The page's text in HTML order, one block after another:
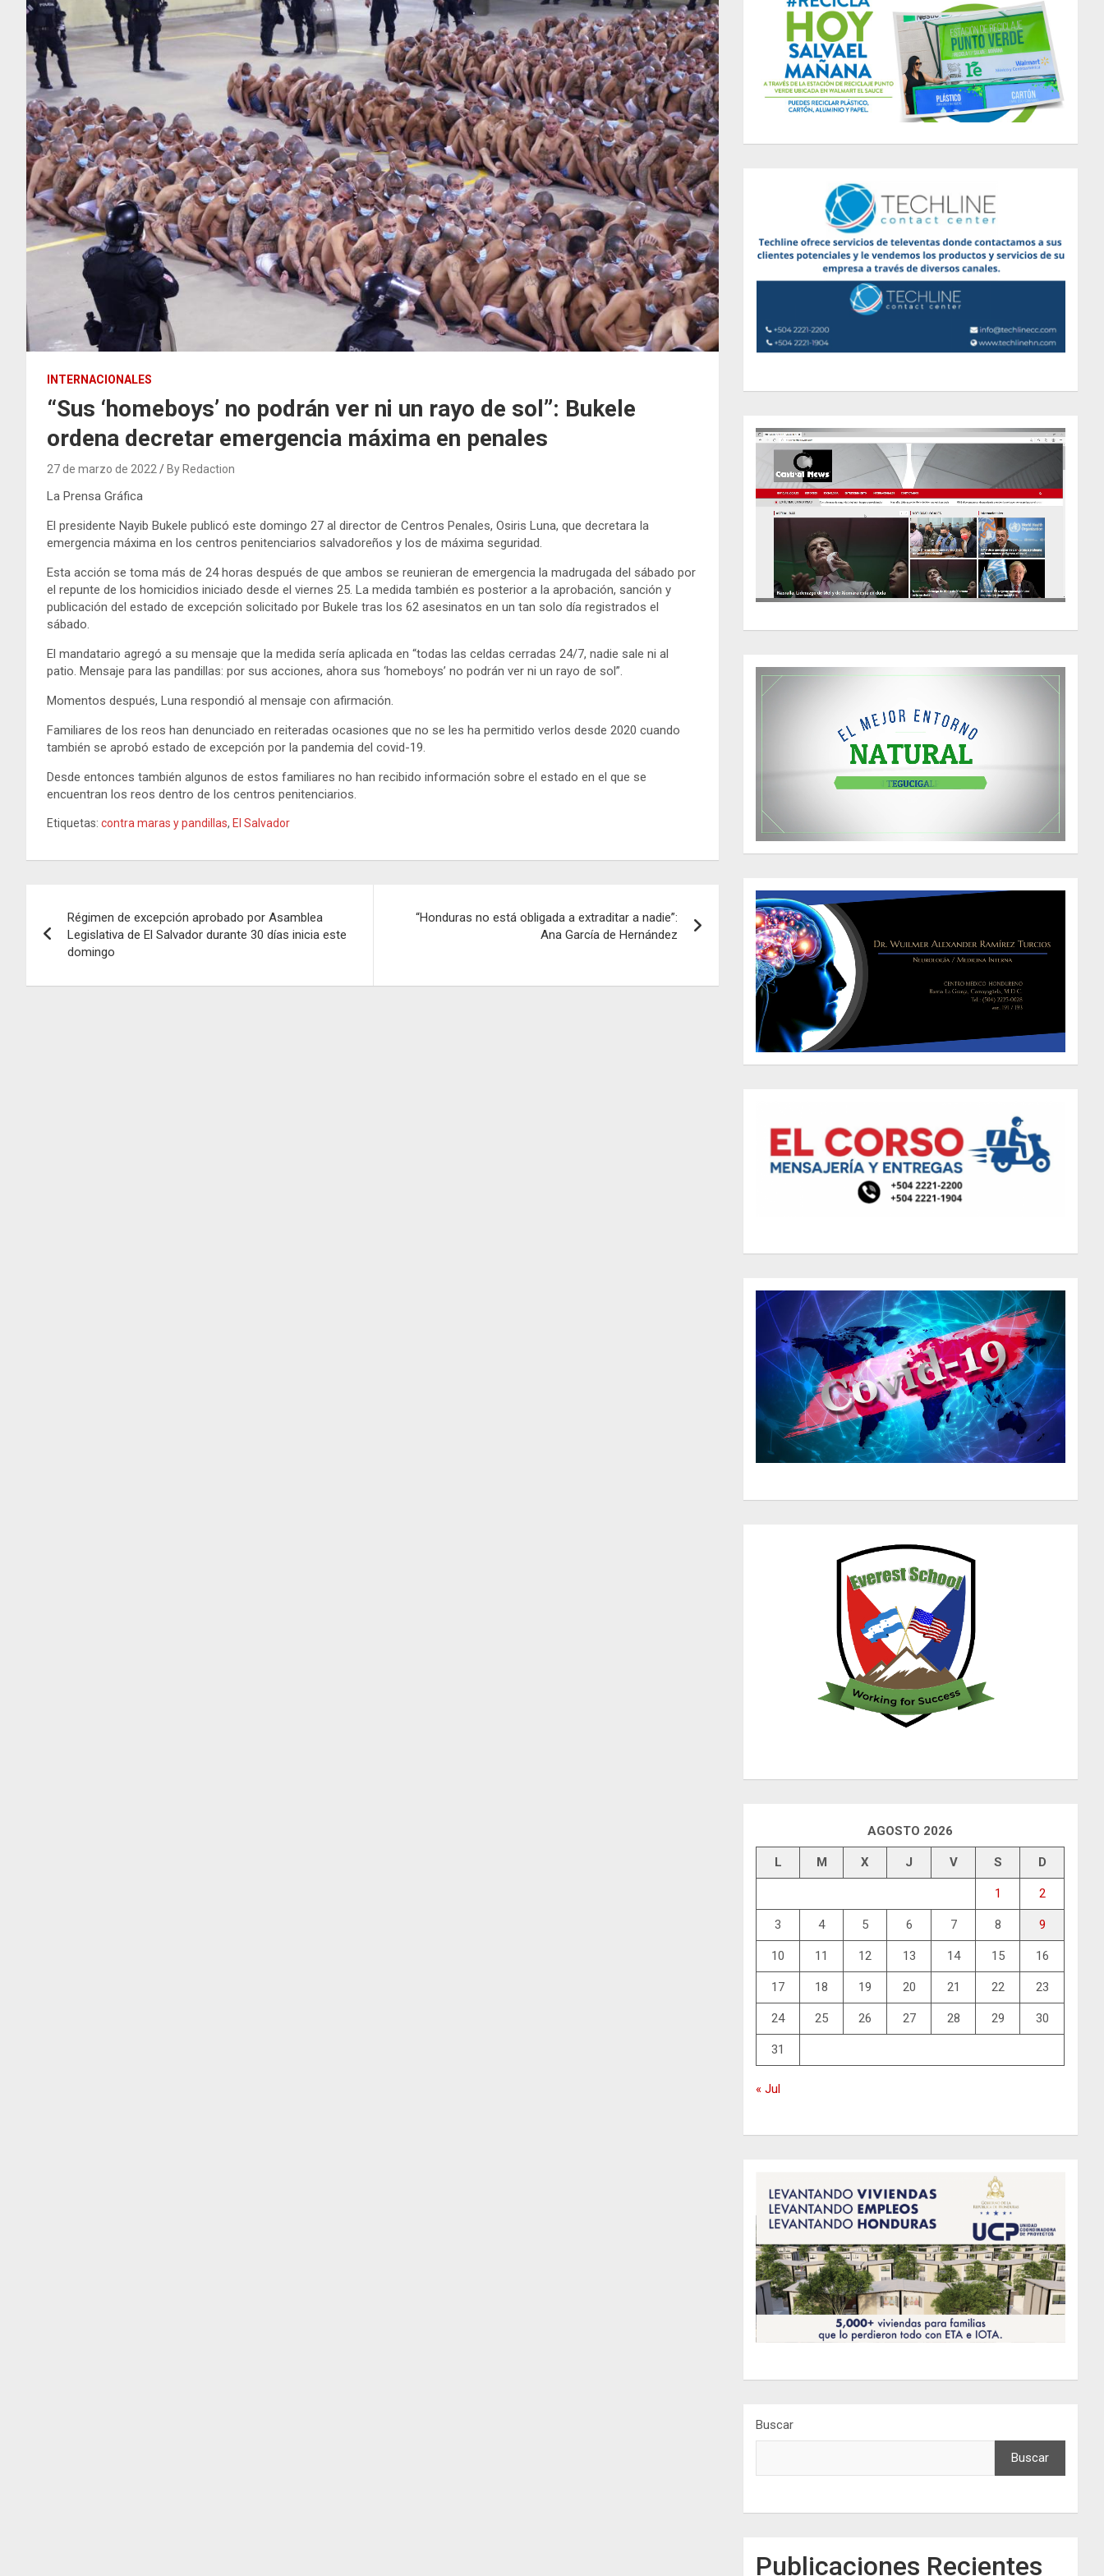
INTERNACIONALES
“Sus ‘homeboys’ no podrán ver ni un rayo de sol”: Bukele
ordena decretar emergencia máxima en penales
27 de marzo de 2022 By Redaction
La Prensa Gráfica
El presidente Nayib Bukele publicó este domingo 27 al director de Centros Penales, Osiris Luna, que decretara la
emergencia máxima en los centros penitenciarios salvadoreños y los de máxima seguridad.
Esta acción se toma más de 24 horas después de que ambos se reunieran de emergencia la madrugada del sábado por
el repunte de los homicidios iniciado desde el viernes 25. La medida también es posterior a la aprobación, sanción y
publicación del estado de excepción solicitado por Bukele tras los 62 asesinatos en un tan solo día registrados el
sábado.
El mandatario agregó a su mensaje que la medida sería aplicada en “todas las celdas cerradas 24/7, nadie sale ni al
patio. Mensaje para las pandillas: por sus acciones, ahora sus ‘homeboys’ no podrán ver ni un rayo de sol”.
Momentos después, Luna respondió al mensaje con afirmación.
Familiares de los reos han denunciado en reiteradas ocasiones que no se les ha permitido verlos desde 2020 cuando
también se aprobó estado de excepción por la pandemia del covid-19.
Desde entonces también algunos de estos familiares no han recibido información sobre el estado en el que se
encuentran los reos dentro de los centros penitenciarios.
Etiquetas: contra maras y pandillas, El Salvador
de
entradas
Régimen de excepción aprobado por Asamblea
Legislativa de El Salvador durante 30 días inicia este
domingo
“Honduras no está obligada a extraditar a nadie”:
Ana García de Hernández
AGOSTO 2026
L M X J V S D
1 2
3 4 5 6 7 8 9
10 11 12 13 14 15 16
17 18 19 20 21 22 23
24 25 26 27 28 29 30
31
« Jul
Buscar
Buscar
Publicaciones Recientes